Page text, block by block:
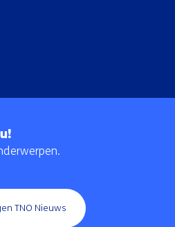
navigatie
TNO Nieuws